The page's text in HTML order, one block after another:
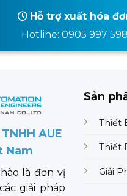
Hỗ trợ xuất hóa
Hotline: 0905 997 598
AUE
Nam
là đơn vị
giải pháp
Sản
Thiết
Thiết
Giải